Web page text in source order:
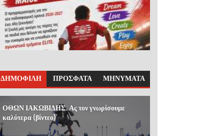
ΔΗΜΟΦΙΛΗ ΠΡΟΣΦΑΤΑ ΜΗΝΥΜΑΤΑ
ΟΘΩΝ ΙΑΚΩΒΙΔΗΣ. Ας τον γνωρίσουμε
καλύτερα (βίντεο)